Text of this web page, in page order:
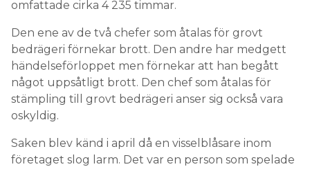
omfattade cirka 4 235 timmar.
Den ene av de två chefer som åtalas för grovt
bedrägeri förnekar brott. Den andre har medgett
händelseförloppet men förnekar att han begått
något uppsåtligt brott. Den chef som åtalas för
stämpling till grovt bedrägeri anser sig också vara
oskyldig.
Saken blev känd i april då en visselblåsare inom
företaget slog larm. Det var en person som spelade